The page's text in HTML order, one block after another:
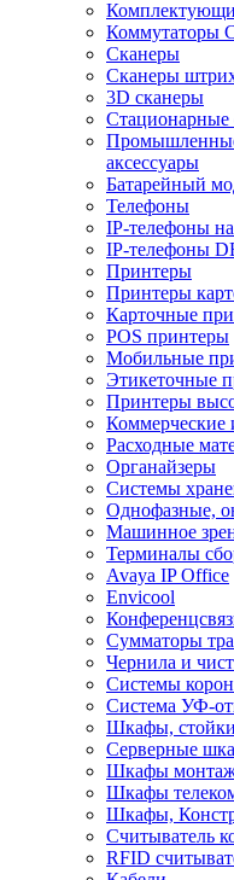
Коммутаторы
Сканеры
Сканеры
3D сканеры
Стационарные
аксессуары
Батарейный
Телефоны
IP-телефоны
IP-телефоны
Принтеры
Принтеры
Карточные
POS принтеры
Мобильные
Этикеточные
Принтеры
Расходные
Органайзеры
Системы
Однофазные,
Машинное
Терминалы
Avaya IP Office
Envicool
Сумматоры
Чернила и
Системы
Cистема УФ-
Шкафы,
Серверные
Шкафы
Шкафы
Шкафы,
Считыватель
RFID